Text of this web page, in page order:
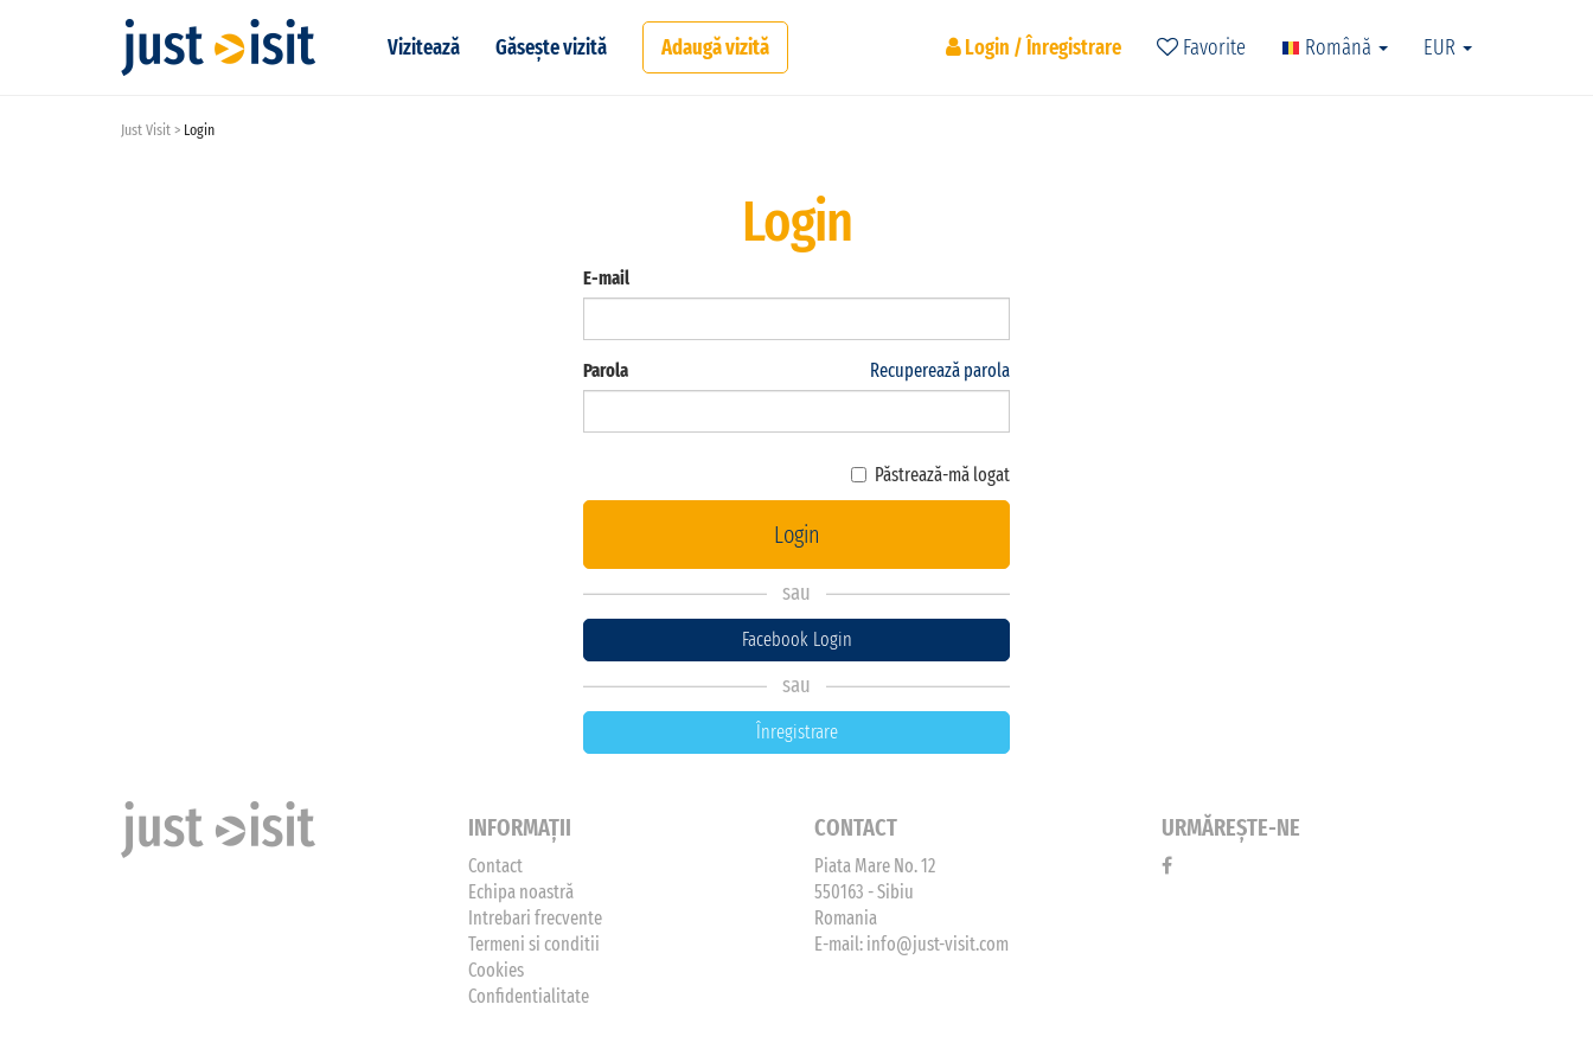
Vizitează Găsește vizită Adaugă vizită Login / Înregistrare Favorite Română EUR
Just Visit Login
Login
E-mail
Recuperează parola
Parola
Păstrează-mă logat
Login
sau
Facebook Login
sau
Înregistrare
INFORMAȚII
Contact
Echipa noastră
Intrebari frecvente
Termeni si conditii
Cookies
Confidentialitate
CONTACT
Piata Mare No. 12
550163 - Sibiu
Romania
E-mail: info@just-visit.com
URMĂREȘTE-NE